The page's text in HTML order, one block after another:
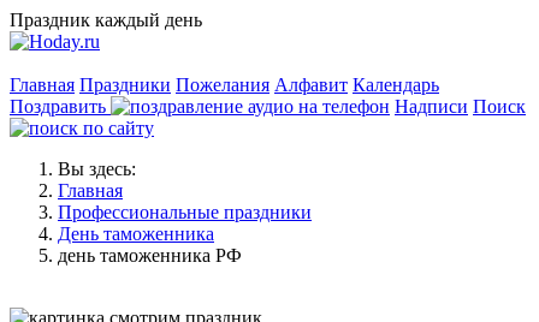
Праздник каждый день
Главная Праздники Пожелания Алфавит Календарь
Поздравить
Надписи Поиск
Вы здесь:
Главная
Профессиональные праздники
День таможенника
день таможенника РФ